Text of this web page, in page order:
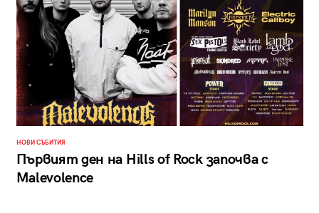
НОВИ СЪБИТИЯ
Първият ден на Hills of Rock започва с
Malevolence